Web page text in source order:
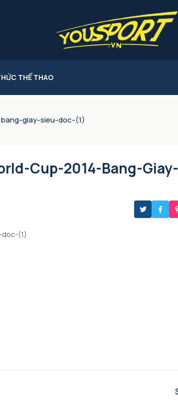
THỂ THAO
giay-sieu-doc-(1)
Cup-2014-Bang-